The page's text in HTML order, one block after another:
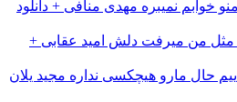
خوابم نمیبره مهدی منافی + دانلود
من میرفت دلش امید عقابی +
حال مارو هیچکسی نداره مجید یلان